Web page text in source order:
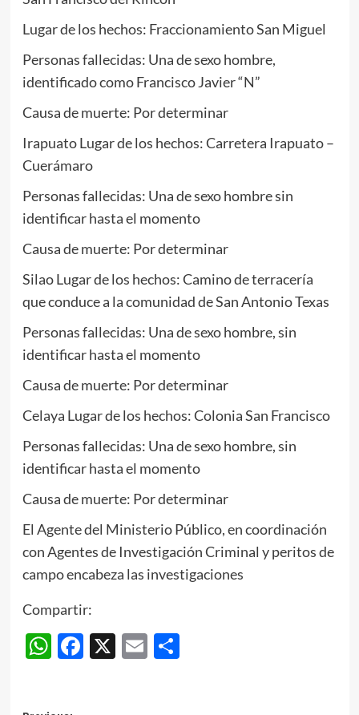
Lugar de los hechos: Fraccionamiento San Miguel
Personas fallecidas: Una de sexo hombre,
identificado como Francisco Javier “N”
Causa de muerte: Por determinar
Irapuato Lugar de los hechos: Carretera Irapuato –
Cuerámaro
Personas fallecidas: Una de sexo hombre sin
identificar hasta el momento
Causa de muerte: Por determinar
Silao Lugar de los hechos: Camino de terracería
que conduce a la comunidad de San Antonio Texas
Personas fallecidas: Una de sexo hombre, sin
identificar hasta el momento
Causa de muerte: Por determinar
Celaya Lugar de los hechos: Colonia San Francisco
Personas fallecidas: Una de sexo hombre, sin
identificar hasta el momento
Causa de muerte: Por determinar
El Agente del Ministerio Público, en coordinación
con Agentes de Investigación Criminal y peritos de
campo encabeza las investigaciones
Compartir:
WhatsApp
Facebook
X EmailCompartir